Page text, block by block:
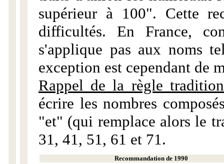
supérieur à 100". Cette
difficultés. En France,
s'applique pas aux noms
exception est cependant de
Rappel de la règle
écrire les nombres
"et" (qui remplace alors le
31, 41, 51, 61 et 71.
Recommandation de 1990